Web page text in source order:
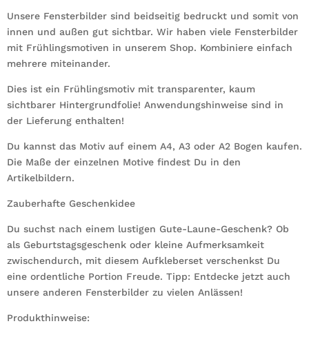
Unsere Fensterbilder sind beidseitig bedruckt und somit von
innen und außen gut sichtbar. Wir haben viele Fensterbilder
mit Frühlingsmotiven in unserem Shop. Kombiniere einfach
mehrere miteinander.
Dies ist ein Frühlingsmotiv mit transparenter, kaum
sichtbarer Hintergrundfolie! Anwendungshinweise sind in
der Lieferung enthalten!
Du kannst das Motiv auf einem A4, A3 oder A2 Bogen kaufen.
Die Maße der einzelnen Motive findest Du in den
Artikelbildern.
Zauberhafte Geschenkidee
Du suchst nach einem lustigen Gute-Laune-Geschenk? Ob
als Geburtstagsgeschenk oder kleine Aufmerksamkeit
zwischendurch, mit diesem Aufkleberset verschenkst Du
eine ordentliche Portion Freude. Tipp: Entdecke jetzt auch
unsere anderen Fensterbilder zu vielen Anlässen!
Produkthinweise: